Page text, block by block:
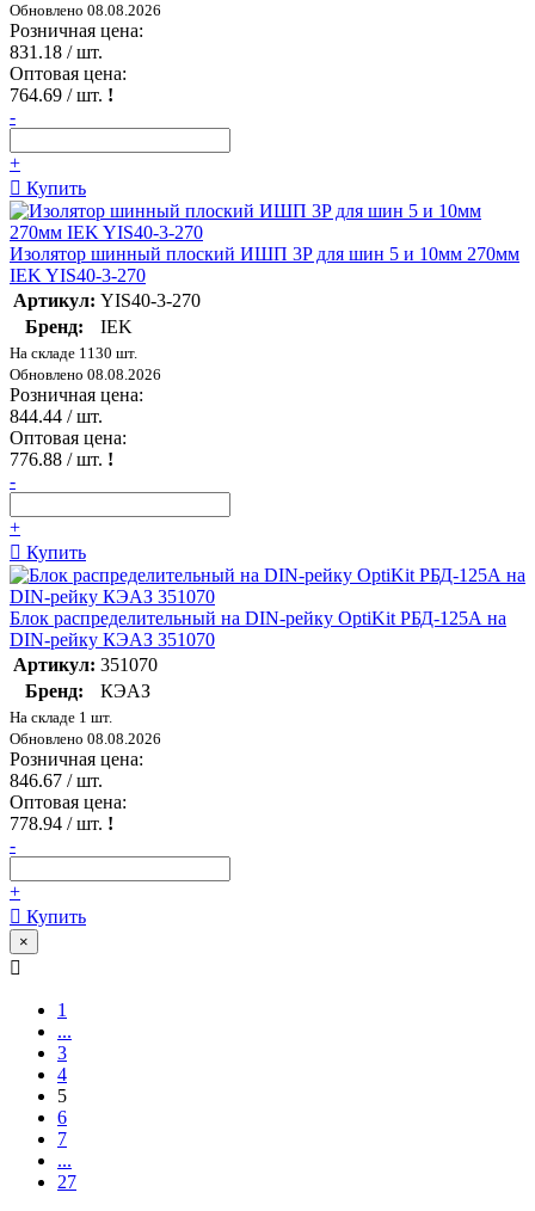
Обновлено 08.08.2026
Розничная цена:
831.18 / шт.
Оптовая цена:
764.69 / шт. !
-
+
Купить
Изолятор шинный плоский ИШП 3P для шин 5 и 10мм 270мм
IEK YIS40-3-270
Артикул: YIS40-3-270
Бренд:
IEK
На складе 1130 шт.
Обновлено 08.08.2026
Розничная цена:
844.44 / шт.
Оптовая цена:
776.88 / шт. !
-
+
Купить
Блок распределительный на DIN-рейку OptiKit РБД-125А на
DIN-рейку КЭАЗ 351070
Артикул: 351070
Бренд:
КЭАЗ
На складе 1 шт.
Обновлено 08.08.2026
Розничная цена:
846.67 / шт.
Оптовая цена:
778.94 / шт. !
-
+
Купить
×
1
...
3
4
5
6
7
...
27